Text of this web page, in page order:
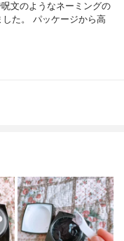
文のようなネーミングの
た。 パッケージから高